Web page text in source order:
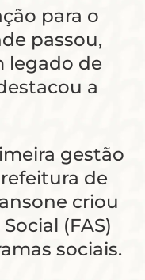
para o
passou,
legado de
a
gestão
de
criou
(FAS)
sociais.